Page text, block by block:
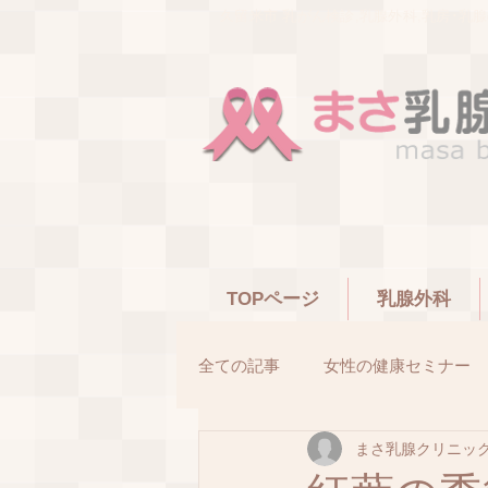
TOPページ 乳腺外科
全ての記事 女性の健康セミナー
まさ乳腺クリニ